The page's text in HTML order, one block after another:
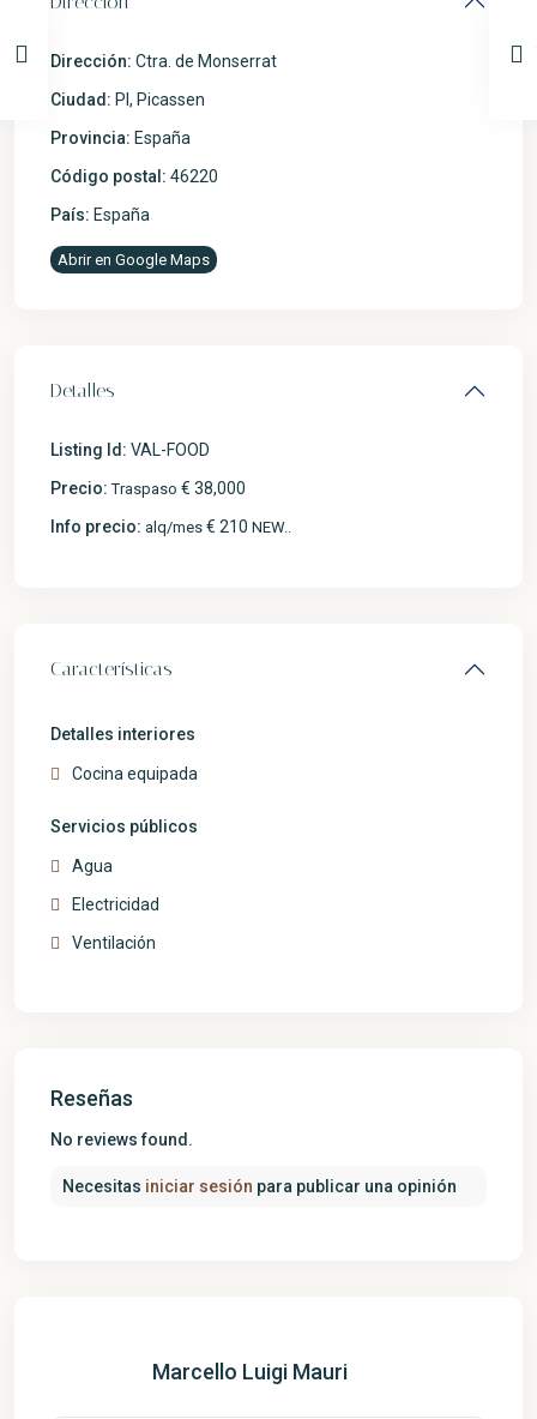
Dirección: Ctra. de Monserrat
Ciudad: PI , Picassen
Provincia: España
Código postal: 46220
País: España
Abrir en Google Maps
Detalles
Listing Id: VAL-FOOD
Precio: Traspaso € 38,000
Info precio: alq/mes € 210 NEW..
Características
Detalles interiores
Cocina equipada
Servicios públicos
Agua
Electricidad
Ventilación
Reseñas
No reviews found.
Necesitas iniciar sesión para publicar una opinión
Marcello Luigi Mauri